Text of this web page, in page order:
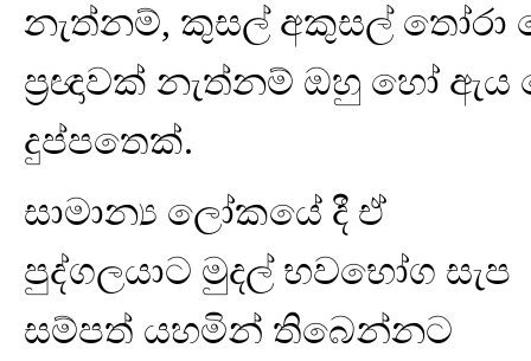
නැත්නම්, කුසල් අකුසල් තෝරා
ප්‍රඥාවක් නැත්නම් ඔහු හෝ ඇය
දුප්පතෙක්.
සාමාන්‍ය ලෝකයේ දී ඒ
පුද්ගලයාට මුදල් භවභෝග සැප
සම්පත් යහමින් තිබෙන්නට